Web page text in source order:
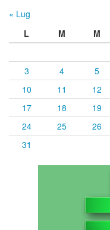
« Lug
L
M M
3
4 5
10
11 12
17
18 19
24
25 26
31